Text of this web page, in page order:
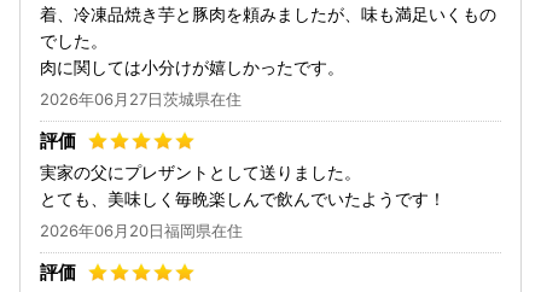
着、冷凍品焼き芋と豚肉を頼みましたが、味も満足いくもの
でした。
肉に関しては小分けが嬉しかったです。
2026年06月27日茨城県在住
実家の父にプレザントとして送りました。
とても、美味しく毎晩楽しんで飲んでいたようです！
2026年06月20日福岡県在住